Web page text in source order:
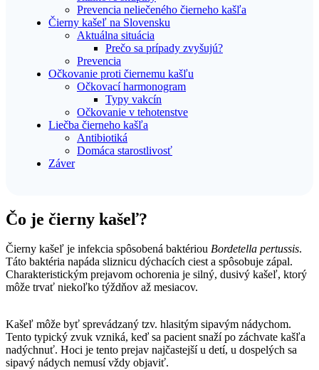
Prevencia neliečeného čierneho kašľa
Čierny kašeľ na Slovensku
Aktuálna situácia
Prečo sa prípady zvyšujú?
Prevencia
Očkovanie proti čiernemu kašľu
Očkovací harmonogram
Typy vakcín
Očkovanie v tehotenstve
Liečba čierneho kašľa
Antibiotiká
Domáca starostlivosť
Záver
Čo je čierny kašeľ?
Čierny kašeľ je infekcia spôsobená baktériou Bordetella pertussis.
Táto baktéria napáda sliznicu dýchacích ciest a spôsobuje zápal.
Charakteristickým prejavom ochorenia je silný, dusivý kašeľ, ktorý
môže trvať niekoľko týždňov až mesiacov.
Kašeľ môže byť sprevádzaný tzv. hlasitým sipavým nádychom.
Tento typický zvuk vzniká, keď sa pacient snaží po záchvate kašľa
nadýchnuť. Hoci je tento prejav najčastejší u detí, u dospelých sa
sipavý nádych nemusí vždy objaviť.